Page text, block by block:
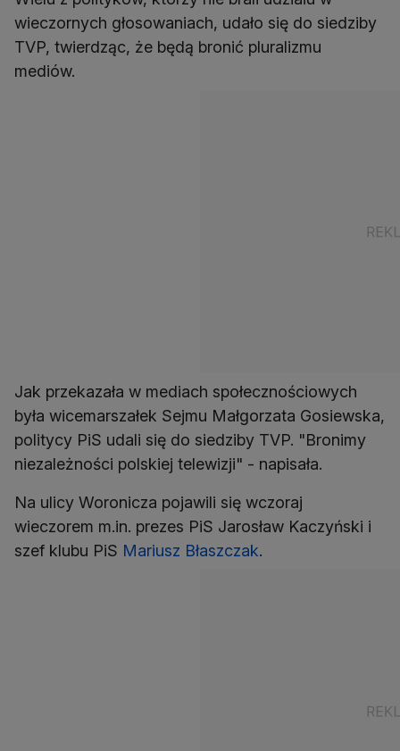
wieczornych głosowaniach, udało się do siedziby
TVP, twierdząc, że będą bronić pluralizmu
mediów.
Jak przekazała w mediach społecznościowych
była wicemarszałek Sejmu Małgorzata Gosiewska,
politycy PiS udali się do siedziby TVP. "Bronimy
niezależności polskiej telewizji" - napisała.
Na ulicy Woronicza pojawili się wczoraj
wieczorem m.in. prezes PiS Jarosław Kaczyński i
szef klubu PiS Mariusz Błaszczak.